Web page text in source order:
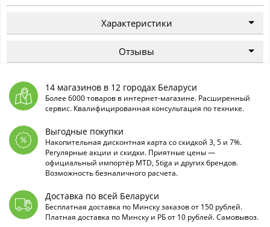
Характеристики
Отзывы
14 магазинов в 12 городах Беларуси
Более 6000 товаров в интернет-магазине. Расширенный
сервис. Квалифицированная консультация по технике.
Выгодные покупки
Накопительная дисконтная карта со скидкой 3, 5 и 7%.
Регулярные акции и скидки. Приятные цены —
официальный импортёр MTD, Stiga и других брендов.
Возможность безналичного расчета.
Доставка по всей Беларуси
Бесплатная доставка по Минску заказов от 150 рублей.
Платная доставка по Минску и РБ от 10 рублей. Самовывоз.